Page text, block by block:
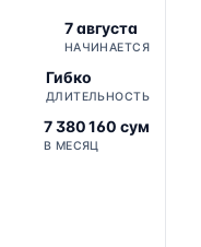
7 августа
НАЧИНАЕТСЯ
Гибко
ДЛИТЕЛЬНОСТЬ
7 380 160 сум
В МЕСЯЦ